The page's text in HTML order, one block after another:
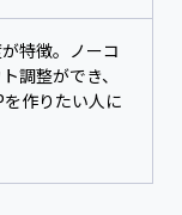
特徴。ノーコ
調整ができ、
作りたい人に